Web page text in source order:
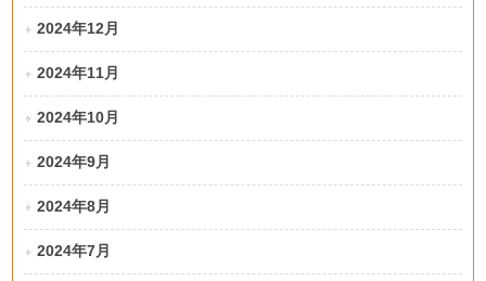
2024年12月
2024年11月
2024年10月
2024年9月
2024年8月
2024年7月